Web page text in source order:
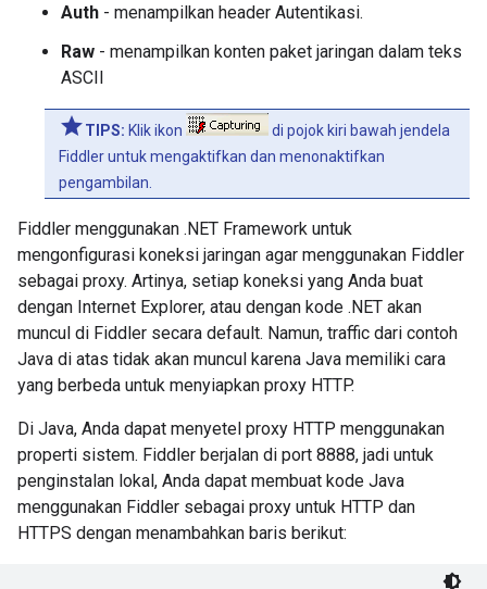
Auth - menampilkan header Autentikasi.
Raw - menampilkan konten paket jaringan dalam teks
ASCII
TIPS: Klik ikon
di pojok kiri bawah jendela
Fiddler untuk mengaktifkan dan menonaktifkan
pengambilan.
Fiddler menggunakan .NET Framework untuk
mengonfigurasi koneksi jaringan agar menggunakan Fiddler
sebagai proxy. Artinya, setiap koneksi yang Anda buat
dengan Internet Explorer, atau dengan kode .NET akan
muncul di Fiddler secara default. Namun, traffic dari contoh
Java di atas tidak akan muncul karena Java memiliki cara
yang berbeda untuk menyiapkan proxy HTTP.
Di Java, Anda dapat menyetel proxy HTTP menggunakan
properti sistem. Fiddler berjalan di port 8888, jadi untuk
penginstalan lokal, Anda dapat membuat kode Java
menggunakan Fiddler sebagai proxy untuk HTTP dan
HTTPS dengan menambahkan baris berikut: